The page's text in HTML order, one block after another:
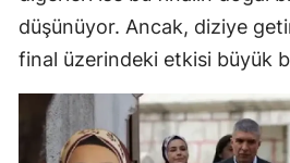
düşünüyor. Ancak, diziye
final üzerindeki etkisi büyük